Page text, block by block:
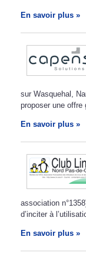
En savoir plus »
sur Wasquehal,
proposer une offre
En savoir plus »
association
d’inciter à
En savoir plus »